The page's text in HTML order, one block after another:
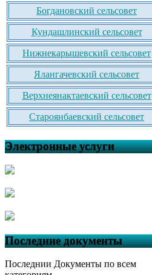
Богдановский сельсовет
Кундашлинский сельсовет
Нижнекарышевский сельсовет
Ялангачевский сельсовет
Верхнеянактаевский сельсовет
Староянбаевский сельсовет
Электронные услуги
Последние документы
Последнии Документы по всем